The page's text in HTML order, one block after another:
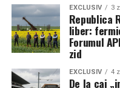
​Impactul
de
Majoritatea
EXCLUSIV 3
Republica
liber:
Forumul
zid
EXCLUSIV 4
De la cai